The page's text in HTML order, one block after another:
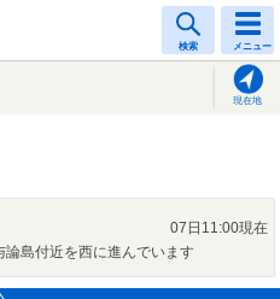
検索 メニュー
現在地
07日11:00現在
論島付近を西に進んでいます